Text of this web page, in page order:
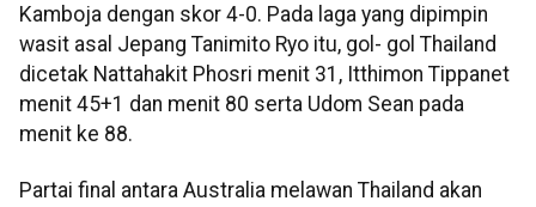
Kamboja dengan skor 4-0. Pada laga yang dipimpin
wasit asal Jepang Tanimito Ryo itu, gol- gol Thailand
dicetak Nattahakit Phosri menit 31, Itthimon Tippanet
menit 45+1 dan menit 80 serta Udom Sean pada
menit ke 88.
Partai final antara Australia melawan Thailand akan